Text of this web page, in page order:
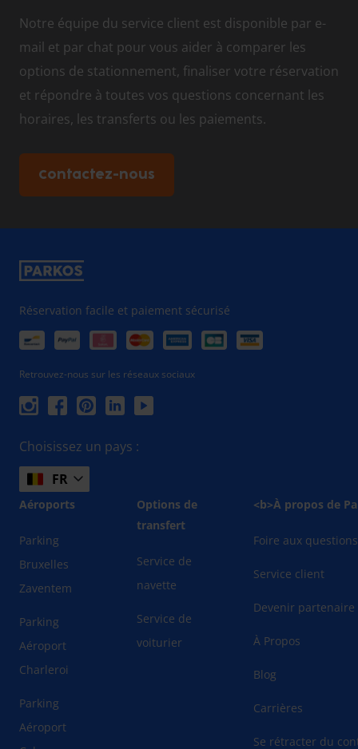
Notre équipe du service client est disponible par e-
mail et par chat pour vous aider à comparer les
options de stationnement, finaliser votre réservation
et répondre à toutes vos questions concernant les
horaires, les transferts ou les paiements.
Contactez-nous
Réservation facile et paiement sécurisé
Retrouvez-nous sur les réseaux sociaux
Choisissez un pays :
FR
Aéroports
Parking
Bruxelles
Zaventem
Parking
Aéroport
Charleroi
Parking
Aéroport
Options de
transfert
Service de
navette
Service de
voiturier
<b>À propos de
Foire aux questions
Service client
Devenir partenaire
À Propos
Blog
Carrières
Se rétracter du